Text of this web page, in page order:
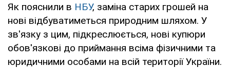
Як пояснили в НБУ, заміна старих грошей на
нові відбуватиметься природним шляхом. У
зв'язку з цим, підкреслюється, нові купюри
обов'язкові до приймання всіма фізичними та
юридичними особами на всій території України.